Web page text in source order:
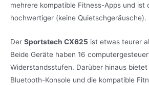
mehrere kompatible Fitness-Apps und ist
hochwertiger (keine Quietschgeräusche).
Der Sportstech CX625 ist etwas teurer
Beide Geräte haben 16
Widerstandsstufen. Darüber hinaus
Bluetooth-Konsole und die kompatible